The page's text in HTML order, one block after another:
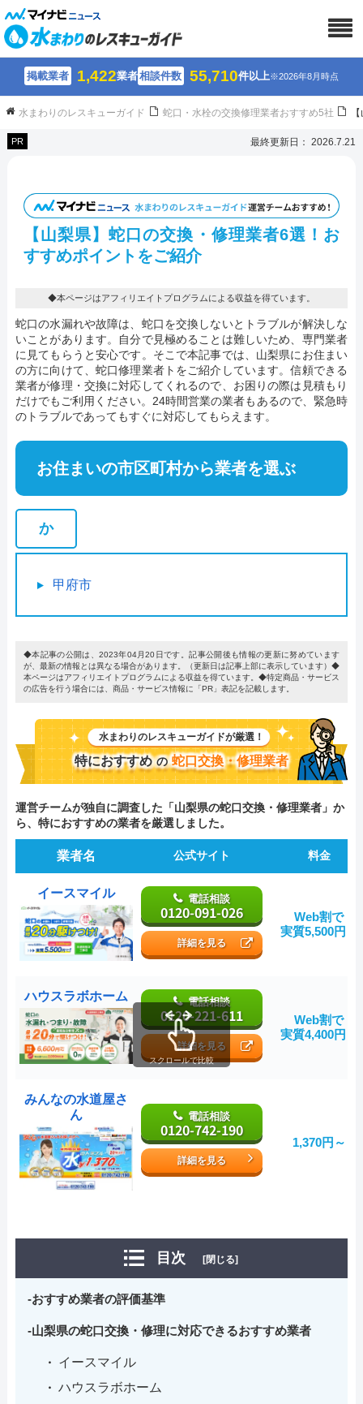
掲載業者 1,422業者相談件数 55,710件以上※2026年8月時点
水まわりのレスキューガイド 蛇口・水栓の交換修理業者おすすめ5社
PR 最終更新日： 2026.7.21
【山梨県】蛇口の交換・修理業者6選！ お
すすめポイントをご紹介
◆本ページはアフィリエイトプログラムによる収益を得ています。
蛇口の水漏れや故障は、蛇口を交換しないとトラブルが解決しな
いことがあります。自分で見極めることは難しいため、専門業者
に見てもらうと安心です。そこで本記事では、山梨県にお住まい
の方に向けて、蛇口修理業者トをご紹介しています。信頼できる
業者が修理・交換に対応してくれるので、お困りの際は見積もり
だけでもご利用ください。24時間営業の業者もあるので、緊急時
のトラブルであってもすぐに対応してもらえます。
お住まいの市区町村から業者を選ぶ
か
甲府市
◆本記事の公開は、2023年04月20日です。記事公開後も情報の更新に努めています
が、最新の情報とは異なる場合があります。（更新日は記事上部に表示しています）◆
本ページはアフィリエイトプログラムによる収益を得ています。◆特定商品・サービス
の広告を行う場合には、商品・サービス情報に「PR」表記を記載します。
水まわりのレスキューガイドが厳選！
特におすすめ の 蛇口交換・修理業者
運営チームが独自に調査した「山梨県の蛇口交換・修理業者」か
ら、特におすすめの業者を厳選しました。
業者名 公式サイト 料金
イースマイル 電話相談
0120-091-026
詳細を見る
Web割で
実質5,500円～
ハウスラボホーム 電話相談
0120-221-611
詳細を見る
Web割で
実質4,400円～
みんなの水道屋さ
ん
電話相談
0120-742-190
詳細を見る
1,370円～
スクロールで比較
目次 [閉じる]
おすすめ業者の評価基準
山梨県の蛇口交換・修理に対応できるおすすめ業者
イースマイル
ハウスラボホーム